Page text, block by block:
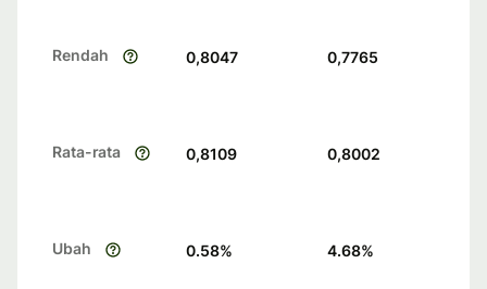
Rendah 0,8047 0,7765
Rata-rata 0,8109 0,8002
Ubah 0.58% 4.68%